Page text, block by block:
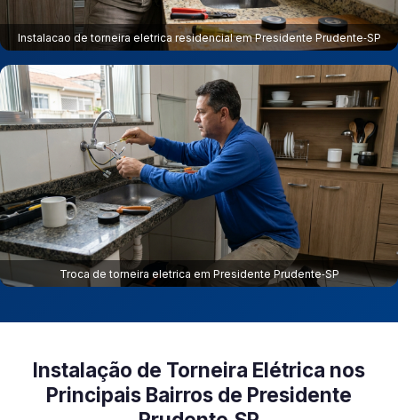
Instalacao de torneira eletrica residencial em Presidente Prudente‑SP
Troca de torneira eletrica em Presidente Prudente‑SP
Instalação de Torneira Elétrica nos
Principais Bairros de Presidente